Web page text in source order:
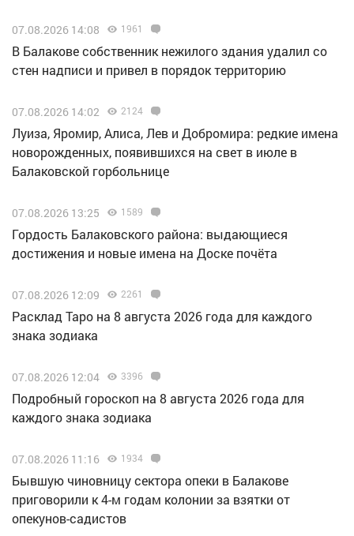
07.08.2026 14:08 1961
В Балакове собственник нежилого здания удалил со
стен надписи и привел в порядок территорию
07.08.2026 14:02 2124
Луиза, Яромир, Алиса, Лев и Добромира: редкие имена
новорожденных, появившихся на свет в июле в
Балаковской горбольнице
07.08.2026 13:25 1589
Гордость Балаковского района: выдающиеся
достижения и новые имена на Доске почёта
07.08.2026 12:09 2261
Расклад Таро на 8 августа 2026 года для каждого
знака зодиака
07.08.2026 12:04 3396
Подробный гороскоп на 8 августа 2026 года для
каждого знака зодиака
07.08.2026 11:16 1934
Бывшую чиновницу сектора опеки в Балакове
приговорили к 4-м годам колонии за взятки от
опекунов-садистов